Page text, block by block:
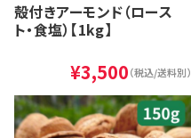
殻付きアーモンド（ロース
ト・食塩）【1kg】
¥3,500（税込/送料別）